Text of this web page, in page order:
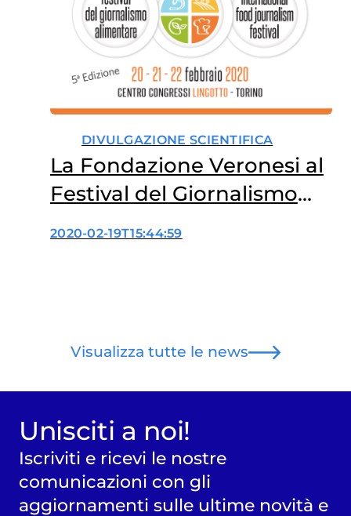
DIVULGAZIONE SCIENTIFICA
La Fondazione Veronesi al
Festival del Giornalismo
Alimentare
2020-02-19T15:44:59
Visualizza tutte le news
Unisciti a noi!
Iscriviti e ricevi le nostre
comunicazioni con gli
aggiornamenti sulle ultime novità e